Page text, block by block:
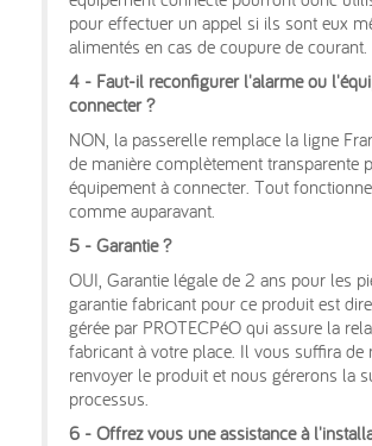
pour effectuer un appel si ils sont eux
alimentés en cas de coupure de courant.
4 - Faut-il reconfigurer l'alarme ou
connecter ?
NON, la passerelle remplace la ligne
de manière complètement transparente
équipement à connecter. Tout
comme auparavant.
5 - Garantie ?
OUI, Garantie légale de 2 ans pour les
garantie fabricant pour ce produit est
gérée par PROTECPéO qui assure la
fabricant à votre place. Il vous suffira de
renvoyer le produit et nous gérerons la
processus.
6 - Offrez vous une assistance à